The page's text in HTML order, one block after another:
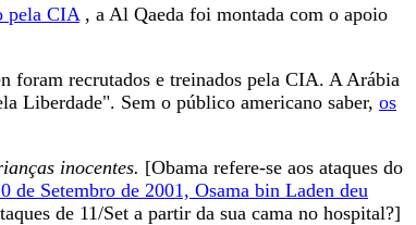
pela CIA , a Al Qaeda foi montada com o apoio
foram recrutados e treinados pela CIA. A Arábia
Liberdade". Sem o público americano saber, os
inocentes. [Obama refere-se aos ataques do
de Setembro de 2001, Osama bin Laden deu
de 11/Set a partir da sua cama no hospital?]